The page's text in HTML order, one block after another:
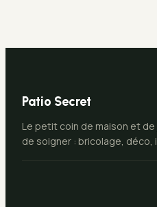
Patio Secret
Le petit coin de maison et
de soigner : bricolage, déco,